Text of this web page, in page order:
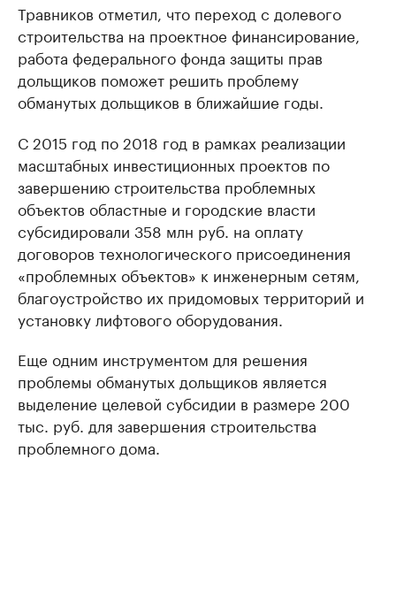
Травников отметил, что переход с долевого
строительства на проектное финансирование,
работа федерального фонда защиты прав
дольщиков поможет решить проблему
обманутых дольщиков в ближайшие годы.
С 2015 год по 2018 год в рамках реализации
масштабных инвестиционных проектов по
завершению строительства проблемных
объектов областные и городские власти
субсидировали 358 млн руб. на оплату
договоров технологического присоединения
«проблемных объектов» к инженерным сетям,
благоустройство их придомовых территорий и
установку лифтового оборудования.
Еще одним инструментом для решения
проблемы обманутых дольщиков является
выделение целевой субсидии в размере 200
тыс. руб. для завершения строительства
проблемного дома.